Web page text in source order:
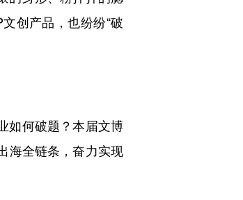
创产品，也纷纷“破
如何破题？本届文博
海全链条，奋力实现